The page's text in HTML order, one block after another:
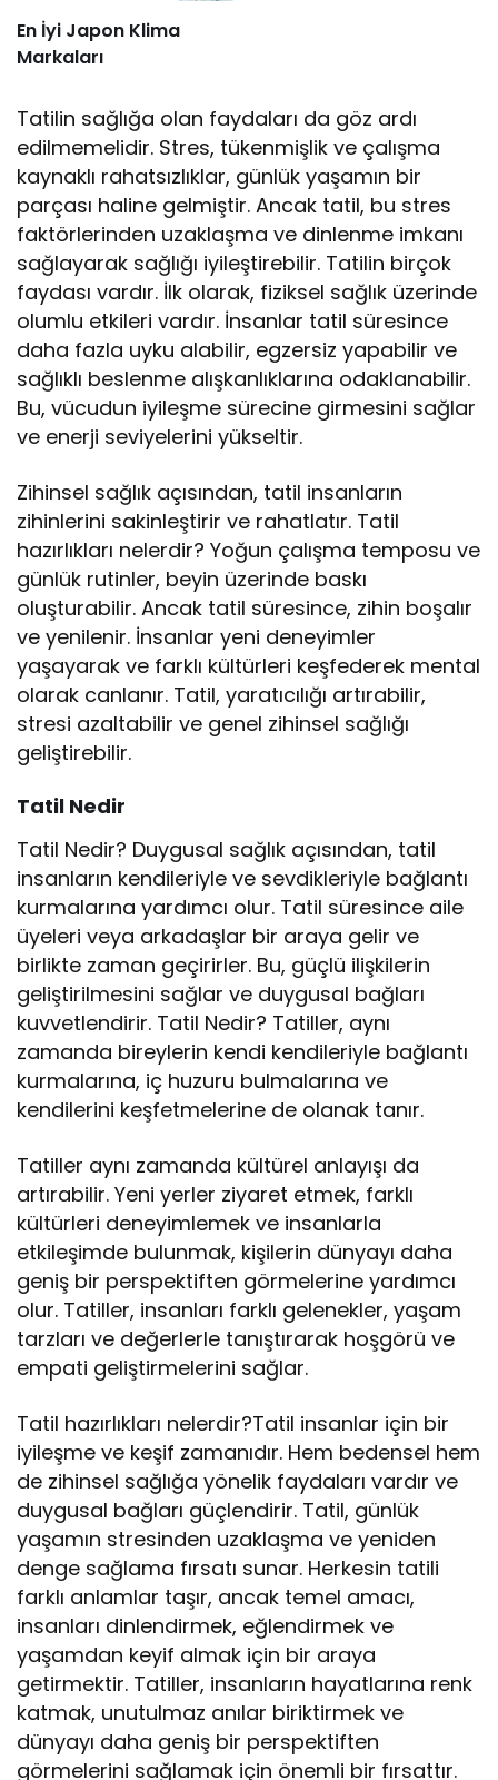
En İyi Japon Klima
Markaları
Tatilin sağlığa olan faydaları da göz ardı
edilmemelidir. Stres, tükenmişlik ve çalışma
kaynaklı rahatsızlıklar, günlük yaşamın bir
parçası haline gelmiştir. Ancak tatil, bu stres
faktörlerinden uzaklaşma ve dinlenme imkanı
sağlayarak sağlığı iyileştirebilir. Tatilin birçok
faydası vardır. İlk olarak, fiziksel sağlık üzerinde
olumlu etkileri vardır. İnsanlar tatil süresince
daha fazla uyku alabilir, egzersiz yapabilir ve
sağlıklı beslenme alışkanlıklarına odaklanabilir.
Bu, vücudun iyileşme sürecine girmesini sağlar
ve enerji seviyelerini yükseltir.
Zihinsel sağlık açısından, tatil insanların
zihinlerini sakinleştirir ve rahatlatır. Tatil
hazırlıkları nelerdir? Yoğun çalışma temposu ve
günlük rutinler, beyin üzerinde baskı
oluşturabilir. Ancak tatil süresince, zihin boşalır
ve yenilenir. İnsanlar yeni deneyimler
yaşayarak ve farklı kültürleri keşfederek mental
olarak canlanır. Tatil, yaratıcılığı artırabilir,
stresi azaltabilir ve genel zihinsel sağlığı
geliştirebilir.
Tatil Nedir
Tatil Nedir? Duygusal sağlık açısından, tatil
insanların kendileriyle ve sevdikleriyle bağlantı
kurmalarına yardımcı olur. Tatil süresince aile
üyeleri veya arkadaşlar bir araya gelir ve
birlikte zaman geçirirler. Bu, güçlü ilişkilerin
geliştirilmesini sağlar ve duygusal bağları
kuvvetlendirir. Tatil Nedir? Tatiller, aynı
zamanda bireylerin kendi kendileriyle bağlantı
kurmalarına, iç huzuru bulmalarına ve
kendilerini keşfetmelerine de olanak tanır.
Tatiller aynı zamanda kültürel anlayışı da
artırabilir. Yeni yerler ziyaret etmek, farklı
kültürleri deneyimlemek ve insanlarla
etkileşimde bulunmak, kişilerin dünyayı daha
geniş bir perspektiften görmelerine yardımcı
olur. Tatiller, insanları farklı gelenekler, yaşam
tarzları ve değerlerle tanıştırarak hoşgörü ve
empati geliştirmelerini sağlar.
Tatil hazırlıkları nelerdir?Tatil insanlar için bir
iyileşme ve keşif zamanıdır. Hem bedensel hem
de zihinsel sağlığa yönelik faydaları vardır ve
duygusal bağları güçlendirir. Tatil, günlük
yaşamın stresinden uzaklaşma ve yeniden
denge sağlama fırsatı sunar. Herkesin tatili
farklı anlamlar taşır, ancak temel amacı,
insanları dinlendirmek, eğlendirmek ve
yaşamdan keyif almak için bir araya
getirmektir. Tatiller, insanların hayatlarına renk
katmak, unutulmaz anılar biriktirmek ve
dünyayı daha geniş bir perspektiften
görmelerini sağlamak için önemli bir fırsattır.